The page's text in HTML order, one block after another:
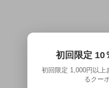
カ
初回限定 10
初回限定 1,000円以上
るクー